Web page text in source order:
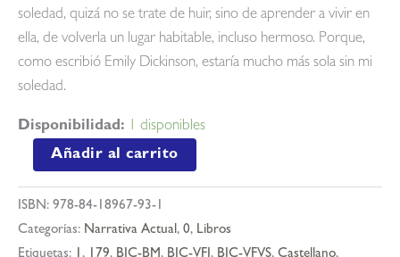
soledad, quizá no se trate de huir, sino de aprender a vivir en
ella, de volverla un lugar habitable, incluso hermoso. Porque,
como escribió Emily Dickinson, estaría mucho más sola sin mi
soledad.
Disponibilidad: 1 disponibles
veces
nadie
cantidad
Añadir al carrito
ISBN: 978-84-18967-93-1
Categorías: Narrativa Actual, 0, Libros